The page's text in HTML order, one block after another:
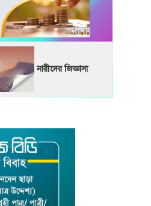
নারীদের জিজ্ঞাসা